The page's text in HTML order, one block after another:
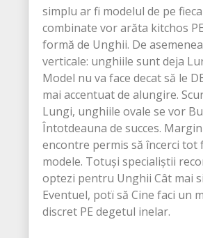
simplu ar fi modelul de pe
combinate vor arăta kitchos
formă de Unghii. De
verticale: unghiile sunt deja
Model nu va face decat să le
mai accentuat de alungire.
Lungi, unghiile ovale se vor
Întotdeauna de succes.
encontre permis să încerci tot
modele. Totuși specialiștii
optezi pentru Unghii Cât mai
Eventuel, potï să Cine faci un
discret PE degetul inelar.